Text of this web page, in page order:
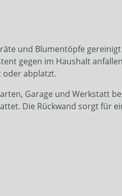
und Blumentöpfe
gegen im Haushalt
oder abplatzt.
Garage und Werkstatt
Die Rückwand sorgt für